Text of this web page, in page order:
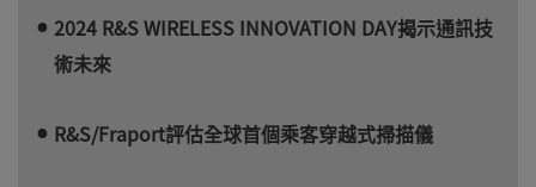
2024 R&S WIRELESS INNOVATION DAY揭示通訊技
術未來
R&S/Fraport評估全球首個乘客穿越式掃描儀